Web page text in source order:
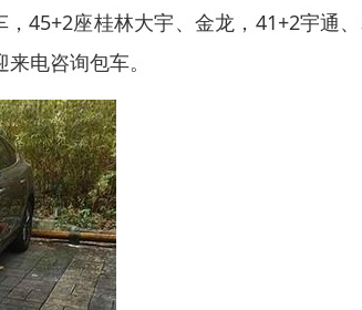
45+2座桂林大宇、金龙，41+2宇通
电咨询包车。